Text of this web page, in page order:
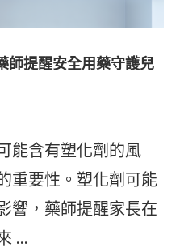
師提醒安全用藥守護兒
能含有塑化劑的風
重要性。塑化劑可能
響，藥師提醒家長在
…